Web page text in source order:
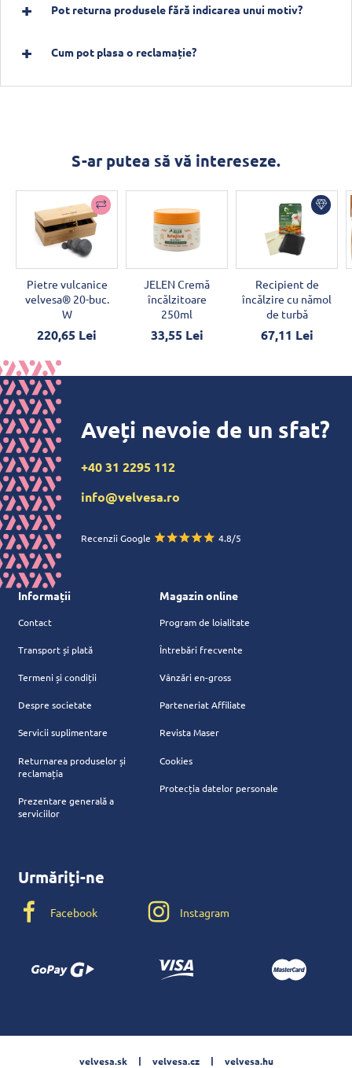
Pot returna produsele fără indicarea unui motiv?
Cum pot plasa o reclamație?
S-ar putea să vă intereseze.
Pietre vulcanice
velvesa® 20-buc.
W
220,65 Lei
JELEN Cremă
încălzitoare
250ml
33,55 Lei
Recipient de
încălzire cu nămol
de turbă
67,11 Lei
Aveți nevoie de un sfat?
+40 31 2295 112
info@velvesa.ro
Recenzii Google 4.8/5
Informații
Contact
Transport și plată
Termeni și condiții
Despre societate
Servicii suplimentare
Returnarea produselor și
reclamația
Prezentare generală a
serviciilor
Magazin online
Program de loialitate
Întrebări frecvente
Vânzări en-gross
Parteneriat Affiliate
Revista Maser
Cookies
Protecția datelor personale
Urmăriți-ne
Facebook Instagram
velvesa.sk velvesa.cz velvesa.hu